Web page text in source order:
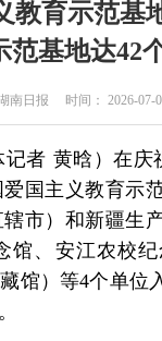
教育示范基
范基地达42
南日报 时间： 2026-07-
者 黄晗）在庆
国主义教育示
市）和新疆生
馆、安江农校
馆）等4个单位